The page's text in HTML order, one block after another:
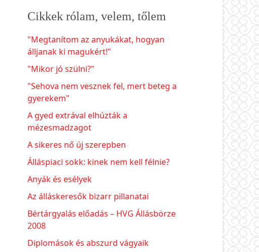
Cikkek rólam, velem, tőlem
"Megtanítom az anyukákat, hogyan
álljanak ki magukért!"
"Mikor jó szülni?"
"Sehova nem vesznek fel, mert beteg a
gyerekem"
A gyed extrával elhúzták a
mézesmadzagot
A sikeres nő új szerepben
Álláspiaci sokk: kinek nem kell félnie?
Anyák és esélyek
Az álláskeresők bizarr pillanatai
Bértárgyalás előadás – HVG Állásbörze
2008
Diplomások és abszurd vágyaik